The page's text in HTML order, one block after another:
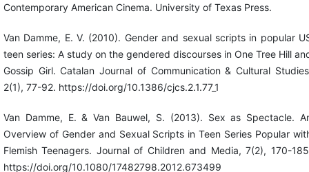
Contemporary American Cinema. University of Texas Press.
Van Damme, E. V. (2010). Gender and sexual scripts in popular
teen series: A study on the gendered discourses in One Tree Hill
Gossip Girl. Catalan Journal of Communication & Cultural
2(1), 77-92. https://doi.org/10.1386/cjcs.2.1.77_1
Van Damme, E. & Van Bauwel, S. (2013). Sex as Spectacle.
Overview of Gender and Sexual Scripts in Teen Series Popular
Flemish Teenagers. Journal of Children and Media, 7(2), 170-
https://doi.org/10.1080/17482798.2012.673499